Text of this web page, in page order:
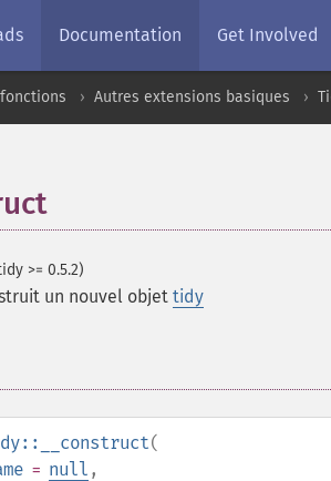
Documentation Get Involved
Autres extensions basiques
>= 0.5.2)
un nouvel objet tidy
(
= null ,